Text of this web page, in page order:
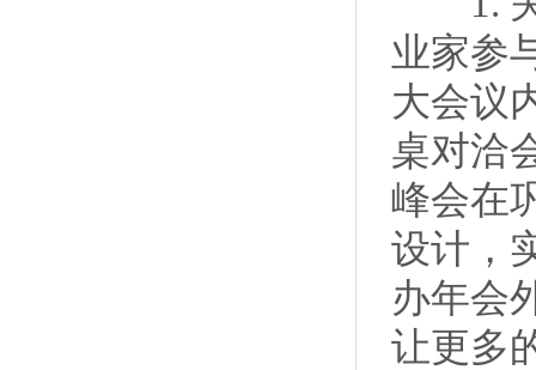
业家参
大会议
桌对洽
峰会在
设计，
办年会
让更多